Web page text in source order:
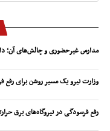
مدارس غیرحضوری و چالش‌های آن؛
وزارت نیرو یک مسیر روشن برای رفع
رفع فرسودگی در نیروگاه‌های برق